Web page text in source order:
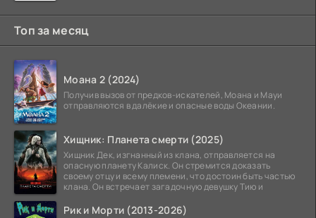
Топ за месяц
Моана 2 (2024)
Получив вызов от предков-искателей, Моана и Мауи
отправляются в далёкие и опасные воды Океании.
Хищник: Планета смерти (2025)
Хищник Дек, изгнанный из клана, отправляется на
опасную планету Калиск. Он стремится доказать
своему отцу и всему племени, что достоин быть частью
клана. Он встречает загадочную девушку Тию и
Рик и Морти (2013-2026)